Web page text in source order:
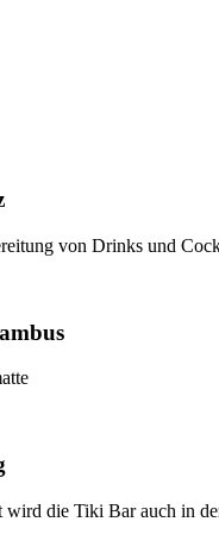
von Drinks und
die Tiki Bar auch in